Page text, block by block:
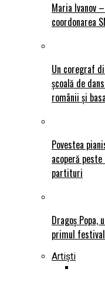
Maria Ivanov
coordonarea
Un coregraf
școală de
românii și
Povestea
acoperă
partituri
Dragoș
primul
Artiști